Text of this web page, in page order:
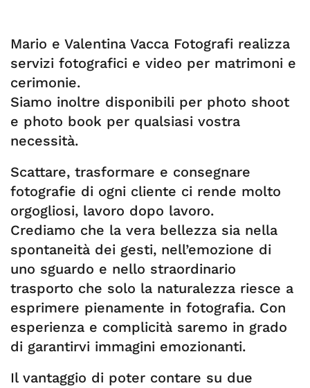
Mario e Valentina Vacca Fotografi realizza
servizi fotografici e video per matrimoni e
cerimonie.
Siamo inoltre disponibili per photo shoot
e photo book per qualsiasi vostra
necessità.
Scattare, trasformare e consegnare
fotografie di ogni cliente ci rende molto
orgogliosi, lavoro dopo lavoro.
Crediamo che la vera bellezza sia nella
spontaneità dei gesti, nell’emozione di
uno sguardo e nello straordinario
trasporto che solo la naturalezza riesce a
esprimere pienamente in fotografia. Con
esperienza e complicità saremo in grado
di garantirvi immagini emozionanti.
Il vantaggio di poter contare su due